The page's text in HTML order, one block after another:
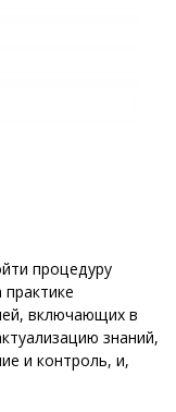
процедуру
включающих в
знаний,
и контроль, и,